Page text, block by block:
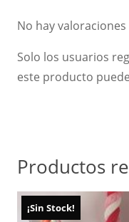
No hay valoraciones
Solo los usuarios
este producto
Productos
¡Sin Stock!